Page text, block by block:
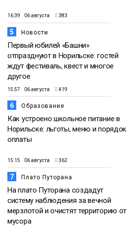
16:39 06 августа 383
5 Новости
Первый юбилей «Башни»
отпразднуют в Норильске: гостей
ждут фестиваль, квест и многое
другое
15:57 06 августа 419
6 Образование
Как устроено школьное питание в
Норильске: льготы, меню и порядок
оплаты
15:15 06 августа 362
7 Плато Путорана
На плато Путорана создадут
систему наблюдения за вечной
мерзлотой и очистят территорию от
мусора